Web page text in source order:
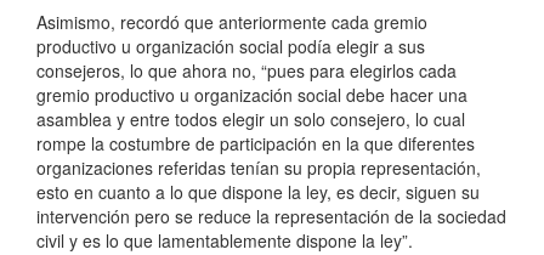
Asimismo, recordó que anteriormente cada gremio
productivo u organización social podía elegir a sus
consejeros, lo que ahora no, “pues para elegirlos cada
gremio productivo u organización social debe hacer una
asamblea y entre todos elegir un solo consejero, lo cual
rompe la costumbre de participación en la que diferentes
organizaciones referidas tenían su propia representación,
esto en cuanto a lo que dispone la ley, es decir, siguen su
intervención pero se reduce la representación de la sociedad
civil y es lo que lamentablemente dispone la ley”.